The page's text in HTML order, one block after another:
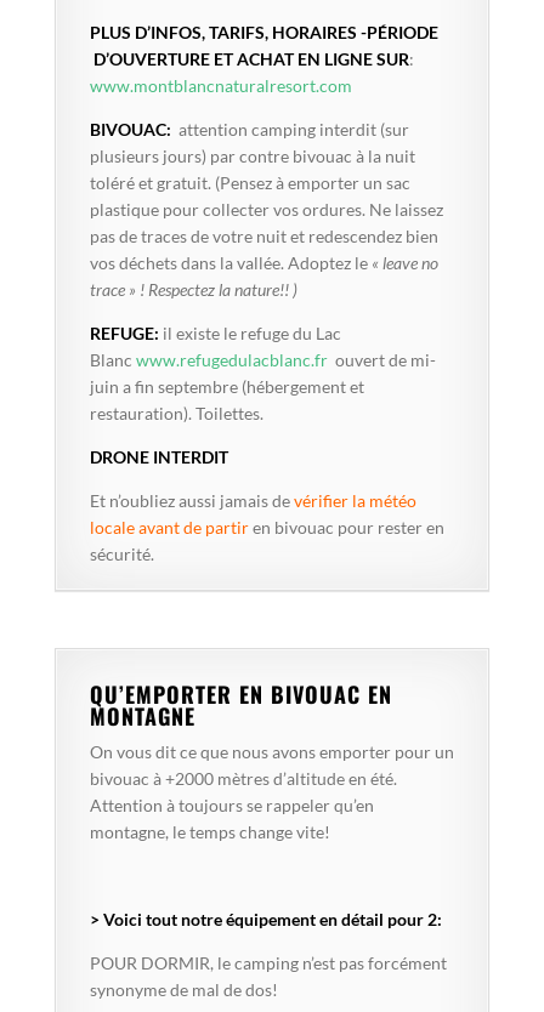
PLUS D’INFOS, TARIFS, HORAIRES -PÉRIODE
D’OUVERTURE ET ACHAT EN LIGNE SUR:
www.montblancnaturalresort.com
BIVOUAC: attention camping interdit (sur
plusieurs jours) par contre bivouac à la nuit
toléré et gratuit. (Pensez à emporter un sac
plastique pour collecter vos ordures. Ne laissez
pas de traces de votre nuit et redescendez bien
vos déchets dans la vallée. Adoptez le « leave no
trace » ! Respectez la nature!! )
REFUGE: il existe le refuge du Lac
Blanc www.refugedulacblanc.fr ouvert de mi-
juin a fin septembre (hébergement et
restauration). Toilettes.
DRONE INTERDIT
Et n’oubliez aussi jamais devérifier la météo
locale avant de partiren bivouac pour rester en
sécurité.
QU’EMPORTER EN BIVOUAC EN
MONTAGNE
On vous dit ce que nous avons emporter pour un
bivouac à +2000 mètres d’altitude en été.
Attention à toujours se rappeler qu’en
montagne, le temps change vite!
> Voici tout notre équipement en détail pour 2:
POUR DORMIR, le camping n’est pas forcément
synonyme de mal de dos!